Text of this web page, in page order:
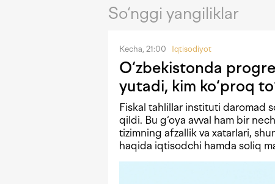
So‘nggi yangiliklar
Kecha, 21:00 Iqtisodiyot
O‘zbekistonda
yutadi, kim ko‘proq
Fiskal tahlillar instituti daromad
qildi. Bu g‘oya avval ham bir
tizimning afzallik va xatarlari,
haqida iqtisodchi hamda soliq